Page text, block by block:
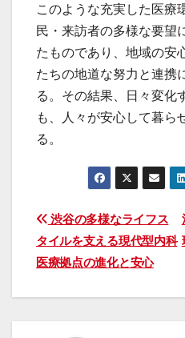
このような充実した医療
民・来訪者の多様な要望
たものであり、地域の安
たちの地道な努力と連携
る。その結果、日々変化
も、人々が安心して暮ら
る。
投
稿
ナ
渋谷の多様なライフス
タイルを支える現代型内科
医療拠点の進化と安心